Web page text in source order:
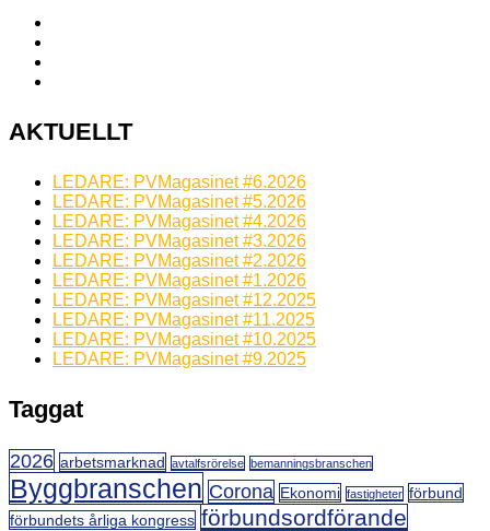
AKTUELLT
LEDARE: PVMagasinet #6.2026
LEDARE: PVMagasinet #5.2026
LEDARE: PVMagasinet #4.2026
LEDARE: PVMagasinet #3.2026
LEDARE: PVMagasinet #2.2026
LEDARE: PVMagasinet #1.2026
LEDARE: PVMagasinet #12.2025
LEDARE: PVMagasinet #11.2025
LEDARE: PVMagasinet #10.2025
LEDARE: PVMagasinet #9.2025
Taggat
2026 arbetsmarknad avtalfsrörelse bemanningsbranschen
Byggbranschen Corona Ekonomi fastigheter förbund
förbundets årliga kongress förbundsordförande